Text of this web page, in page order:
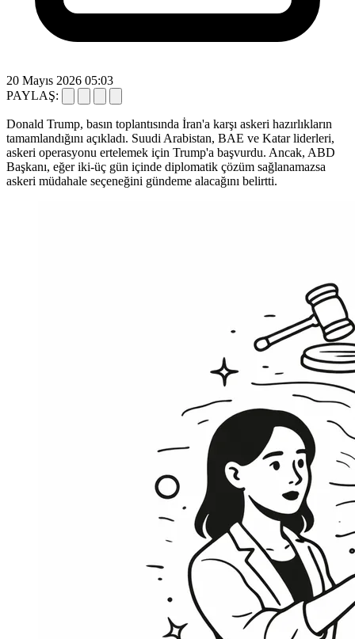
20 Mayıs 2026 05:03
PAYLAŞ:
Donald Trump, basın toplantısında İran'a karşı askeri hazırlıkların
tamamlandığını açıkladı. Suudi Arabistan, BAE ve Katar liderleri,
askeri operasyonu ertelemek için Trump'a başvurdu. Ancak, ABD
Başkanı, eğer iki-üç gün içinde diplomatik çözüm sağlanamazsa
askeri müdahale seçeneğini gündeme alacağını belirtti.